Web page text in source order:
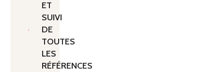
ET
SUIVI
DE
TOUTES
LES
RÉFÉRENCES